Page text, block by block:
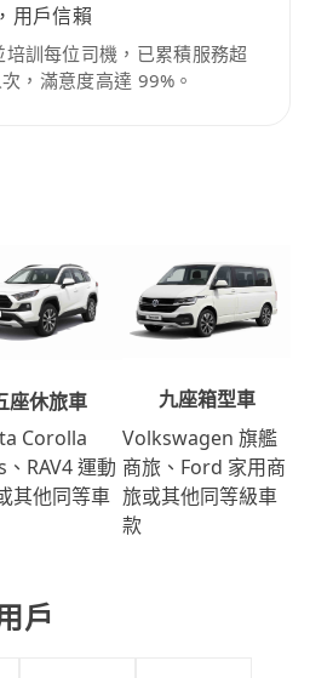
用戶信賴
培訓每位司機，已累積服務超
，滿意度高達 99%。
座休旅車
Corolla
RAV4 運動
其他同等車
九座箱型車
Volkswagen 旗艦
商旅、Ford 家用商
旅或其他同等級車
款
戶